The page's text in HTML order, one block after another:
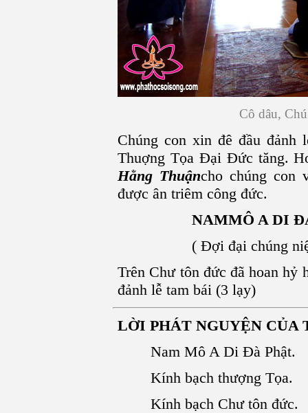
Cô dâu,
Chúng con xin đê đầu đảnh
Thuợng Tọa Đại Đức tăng.
Hằng Thuậncho chúng con
được ân triêm công đức.
NAMMÔ A DI
( Đợi đại chúng niệm
Trên Chư tôn đức đã hoan hỷ
đảnh lễ tam bái (3 lạy)
LỜI PHÁT NGUYỆN CỦA
Nam Mô A Di Đà Phật.
Kính bạch thượng Tọa.
Kính bạch Chư tôn đức.